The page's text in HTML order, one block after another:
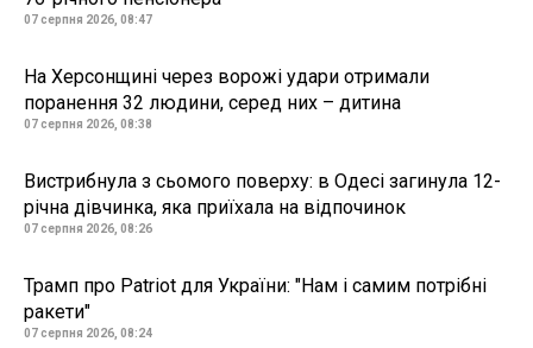
07 серпня 2026, 08:47
На Херсонщині через ворожі удари отримали
поранення 32 людини, серед них – дитина
07 серпня 2026, 08:38
Вистрибнула з сьомого поверху: в Одесі загинула 12-
річна дівчинка, яка приїхала на відпочинок
07 серпня 2026, 08:26
Трамп про Patriot для України: "Нам і самим потрібні
ракети"
07 серпня 2026, 08:24